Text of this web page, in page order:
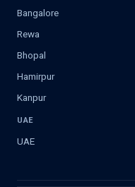
Bangalore
Rewa
Bhopal
Hamirpur
Kanpur
UAE
UAE